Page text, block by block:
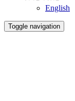
English
Toggle navigation